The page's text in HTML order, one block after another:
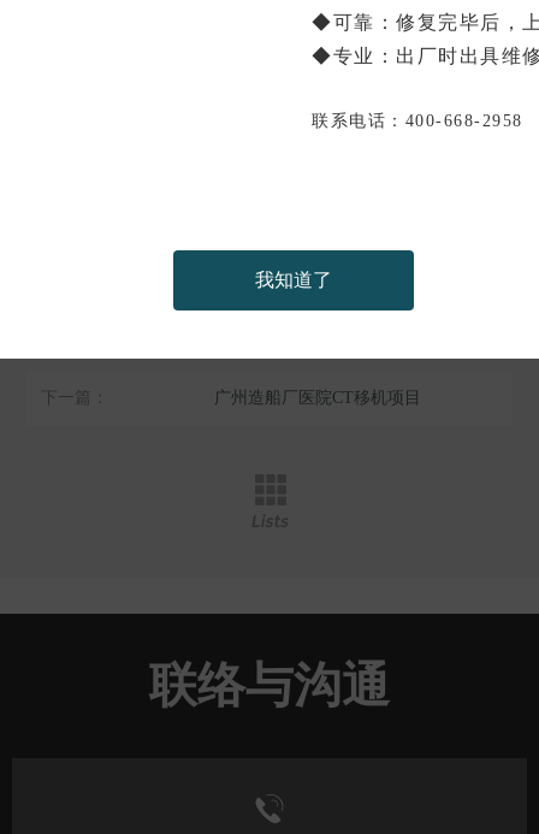
下一篇： 广州造船厂医院CT移机项目
◆可靠：修复完毕后，
◆专业：出厂时出具维
联系电话：400-668-2958
我知道了
联络与沟通